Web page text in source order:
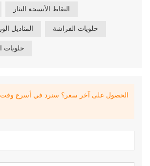
النقاط الأنسجة النثار
المناديل حلويات الفراشة
حلويات